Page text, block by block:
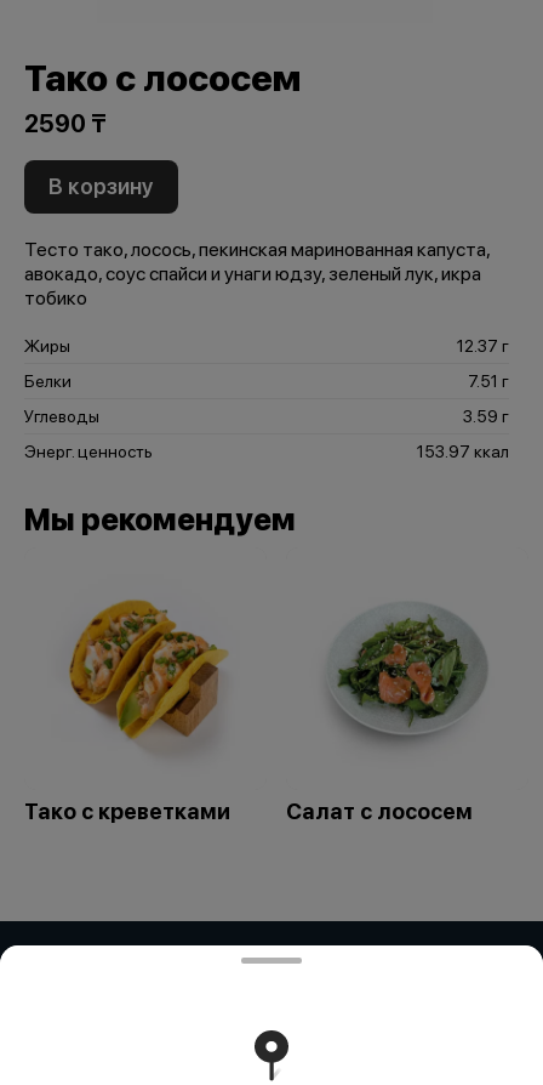
Тако с лососем
2590 ₸
В корзину
Тесто тако, лосось, пекинская маринованная капуста,
авокадо, соус спайси и унаги юдзу, зеленый лук, икра
тобико
Жиры
12.37 г
Белки
7.51 г
Углеводы
3.59 г
Энерг. ценность
153.97 ккал
Мы рекомендуем
Тако с креветками Салат с лососем
ИП Дубинина / ИП Збирун / ИП ART
БИН:871015450730 ИП ART COR - БИН:970312451058
Работает на эффективном ядре